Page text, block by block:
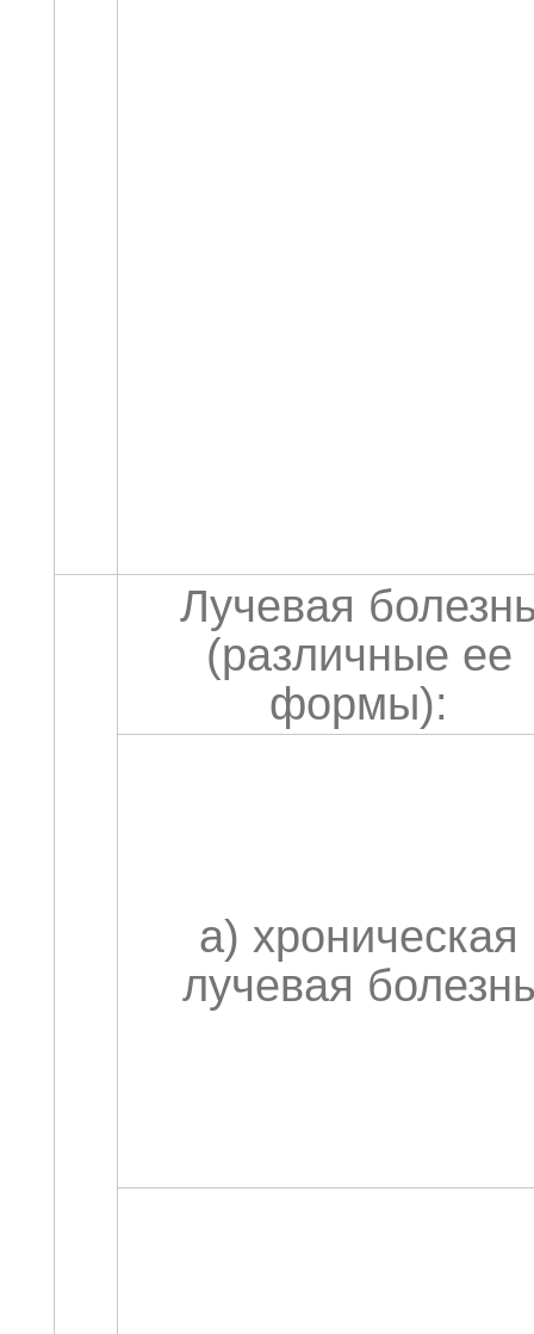
Лучевая
(различные ее
формы):
а) хроническая
лучевая